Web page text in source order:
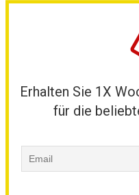
Erhalten Sie 1X
für die